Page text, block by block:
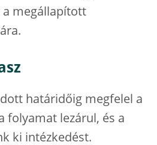
a megállapított
határidőig megfelel a
folyamat lezárul, és a
ki intézkedést.